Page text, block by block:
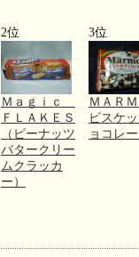
2位
Ｍａｇｉｃ
ＦＬＡＫＥＳ
（ピーナッツ
バタークリー
ムクラッカ
ー）
3位
ＭＡＲ
ビスケ
ョコレ